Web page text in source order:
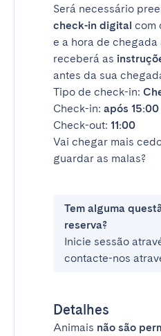
Será necessário
check-in digital com
e a hora de chegada
receberá as
antes da sua
Tipo de check-in:
Check-in: após 15:00
Check-out: 11:00
Vai chegar mais
guardar as malas?
Tem alguma
reserva?
Inicie sessão
contacte-nos
Detalhes
Animais não são